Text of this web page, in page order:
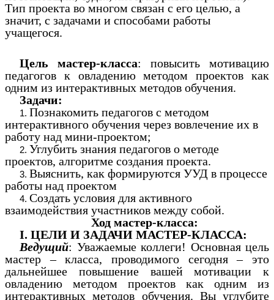
Тип проекта во многом связан с его целью, а
значит, с задачами и способами работы
учащегося.
Цель мастер-класса: повысить мотивацию
педагогов к овладению методом проектов как
одним из интерактивных методов обучения.
Задачи:
Познакомить педагогов с методом
интерактивного обучения через вовлечение их в
работу над мини-проектом;
Углубить знания педагогов о методе
проектов, алгоритме создания проекта.
Выяснить, как формируются УУД в процессе
работы над проектом
Создать условия для активного
взаимодействия участников между собой.
Ход мастер-класса:
I. ЦЕЛИ И ЗАДАЧИ МАСТЕР-КЛАССА:
Ведущий: Уважаемые коллеги! Основная цель
мастер – класса, проводимого сегодня – это
дальнейшее повышение вашей мотивации к
овладению методом проектов как одним из
интерактивных методов обучения. Вы углубите